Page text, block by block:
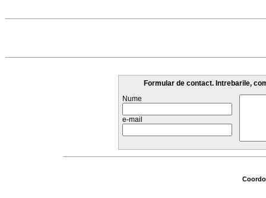
Formular de contact. Intrebarile,
Nume
e-mail